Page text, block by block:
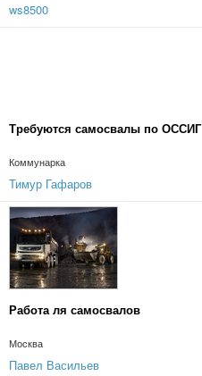
ws8500
Требуются самосвалы по ОССИГ
Коммунарка
Тимур Гафаров
Работа ля самосвалов
Москва
Павел Васильев